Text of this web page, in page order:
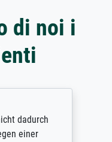
di noi i
dadurch
einer